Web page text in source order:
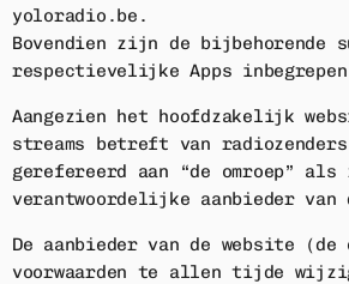
yoloradio.be.
Bovendien zijn de bijbehorende
respectievelijke Apps
Aangezien het hoofdzakelijk
streams betreft van
gerefereerd aan “de omroep”
verantwoordelijke aanbieder van
De aanbieder van de website (de
voorwaarden te allen tijde